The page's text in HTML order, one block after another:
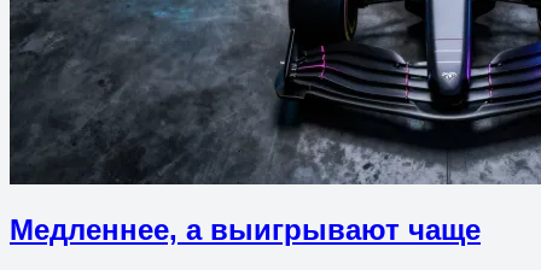
Медленнее, а выигрывают чаще